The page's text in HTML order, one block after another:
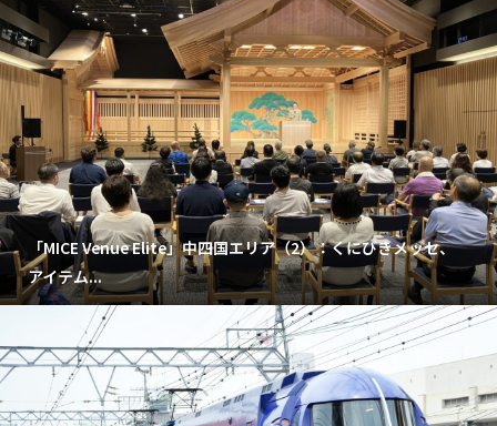
「MICE Venue Elite」中四国エリア（2）：くにびきメッセ、
アイテム...